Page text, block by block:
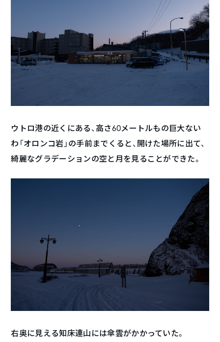
ウトロ港の近くにある、高さ60メートルもの巨大ない
わ「オロンコ岩」の手前までくると、開けた場所に出て、
綺麗なグラデーションの空と月を見ることができた。
右奥に見える知床連山には傘雲がかかっていた。